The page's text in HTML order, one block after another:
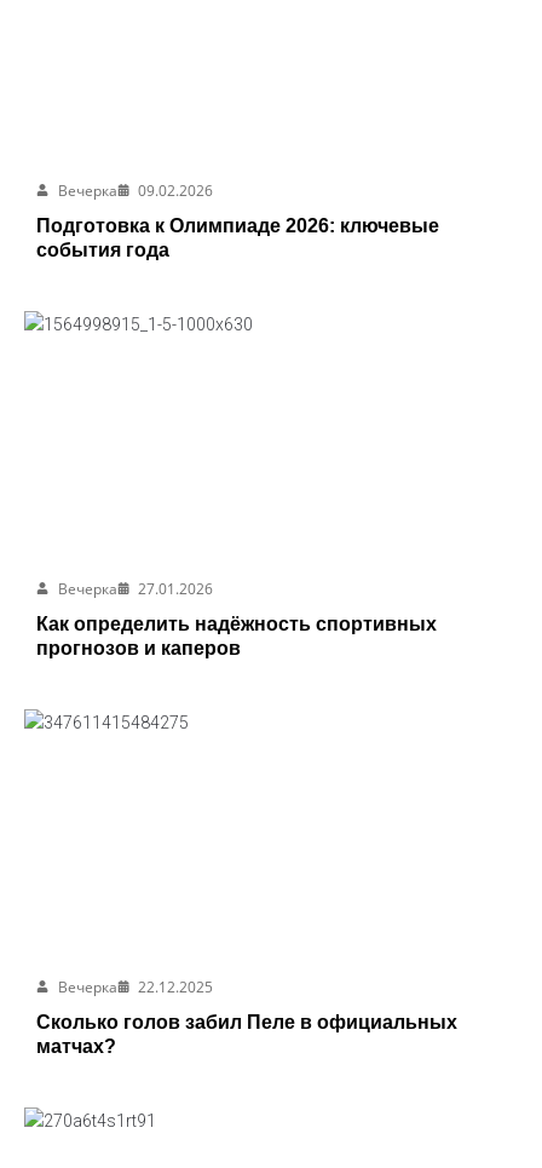
Вечерка
09.02.2026
Подготовка к Олимпиаде 2026: ключевые
события года
Вечерка
27.01.2026
Как определить надёжность спортивных
прогнозов и каперов
Вечерка
22.12.2025
Сколько голов забил Пеле в официальных
матчах?